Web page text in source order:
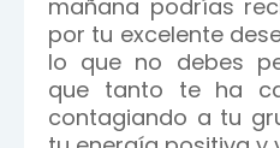
mañana podrías
por tu excelente
lo que no debes
que tanto te ha
contagiando a tu